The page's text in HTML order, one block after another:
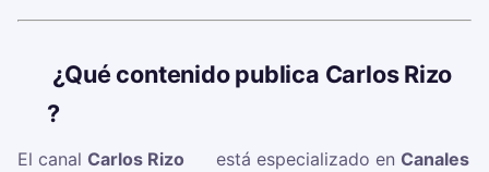
¿Qué contenido publica Carlos Rizo
✍?
El canal Carlos Rizo ✍ está especializado en Canales